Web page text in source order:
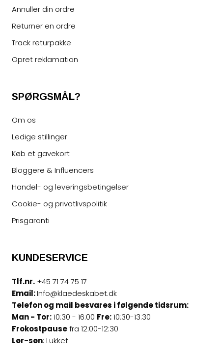
Annuller din ordre
Returner en ordre
Track returpakke
Opret reklamation
SPØRGSMÅL?
Om os
Ledige stillinger
Køb et gavekort
Bloggere & Influencers
Handel- og leveringsbetingelser
Cookie- og privatlivspolitik
Prisgaranti
KUNDESERVICE
Tlf.nr. +45 71 74 75 17
Email:Info@klaedeskabet.dk
Telefon og mail besvares i følgende tidsrum:
Man - Tor:10:30 - 16:00 Fre:10:30-13:30
Frokostpausefra 12:00-12:30
Lør-søn: Lukket